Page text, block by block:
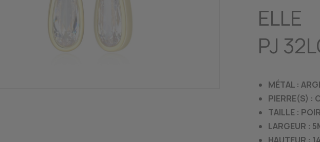
ELLE
PJ
MÉTAL :
PIERRE(S) :
TAILLE :
LARGEUR :